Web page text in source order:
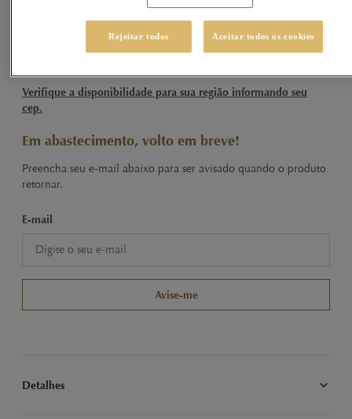
Sku77770159
LINDOR Trufa Menta 450g
Verifique a disponibilidade para sua região informando seu
cep.
Em abastecimento, volto em breve!
Preencha seu e-mail abaixo para ser avisado quando o produto
retornar.
E-mail
Avise-me
Detalhes
Rejeitar todos Aceitar todos os cookies